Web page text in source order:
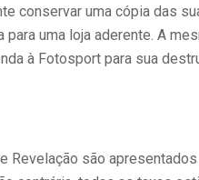
conservar uma cópia das
para uma loja aderente. A
à Fotosport para sua
Revelação são